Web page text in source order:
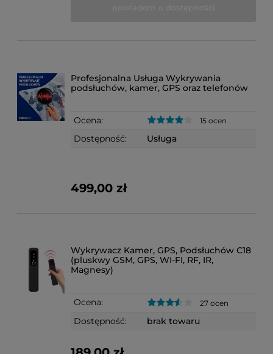
Profesjonalna Usługa Wykrywania
podsłuchów, kamer, GPS oraz telefonów
Ocena: 15 ocen
Dostępność: Usługa
499,00 zł
Wykrywacz Kamer, GPS, Podsłuchów C18
(pluskwy GSM, GPS, WI-FI, RF, IR,
Magnesy)
Ocena: 27 ocen
Dostępność: brak towaru